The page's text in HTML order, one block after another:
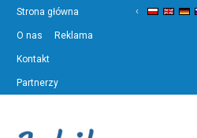
Strona główna
O nas Reklama
Kontakt
Partnerzy
‹